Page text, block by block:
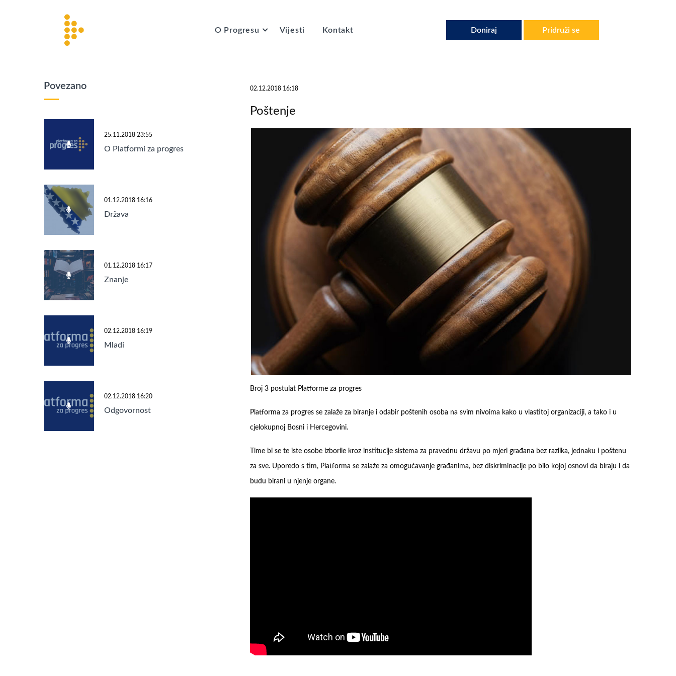
O Progresu Vijesti Kontakt Doniraj Pridruži se
02.12.2018 16:18
Poštenje
Broj 3 postulat Platforme za progres
Platforma za progres se zalaže za biranje i odabir poštenih osoba na svim nivoima kako u vlastitoj organizaciji, a tako i u
cjelokupnoj Bosni i Hercegovini.
Time bi se te iste osobe izborile kroz institucije sistema za pravednu državu po mjeri građana bez razlika, jednaku i poštenu
za sve. Uporedo s tim, Platforma se zalaže za omogućavanje građanima, bez diskriminacije po bilo kojoj osnovi da biraju i da
budu birani u njenje organe.
Povezano
25.11.2018 23:55
O Platformi za progres
01.12.2018 16:16
Država
01.12.2018 16:17
Znanje
02.12.2018 16:19
Mladi
02.12.2018 16:20
Odgovornost